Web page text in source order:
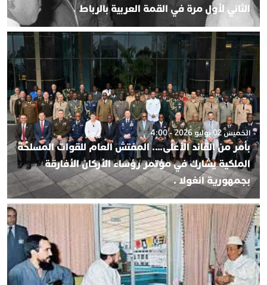
الثاني لأول مرة في القمة العربية بالرباط
الخميس 02 يوليو 2026 - 4:00
بأمر من القائد الأعلى…. المفتش العام للقوات المسلحة
الملكية يشارك في مؤتمر رؤساء الأركان الأفارقة
بجمهورية انغولا .